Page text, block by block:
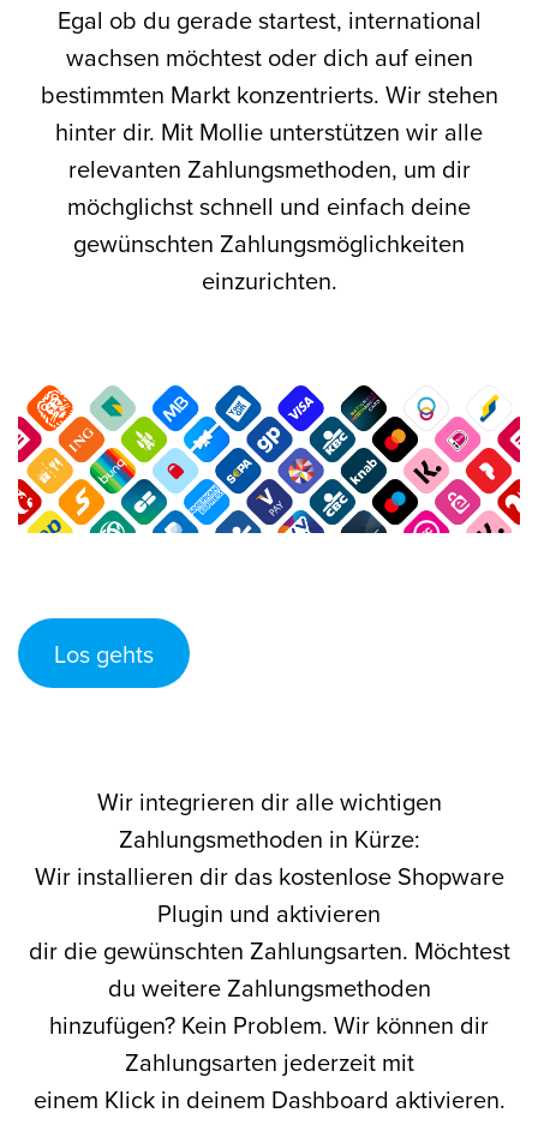
Egal ob du gerade startest, international
wachsen möchtest oder dich auf einen
bestimmten Markt konzentrierts. Wir stehen
hinter dir. Mit Mollie unterstützen wir alle
relevanten Zahlungsmethoden, um dir
möchglichst schnell und einfach deine
gewünschten Zahlungsmöglichkeiten
einzurichten.
Los gehts
Wir integrieren dir alle wichtigen
Zahlungsmethoden in Kürze:
Wir installieren dir das kostenlose Shopware
Plugin und aktivieren
dir die gewünschten Zahlungsarten. Möchtest
du weitere Zahlungsmethoden
hinzufügen? Kein Problem. Wir können dir
Zahlungsarten jederzeit mit
einem Klick in deinem Dashboard aktivieren.